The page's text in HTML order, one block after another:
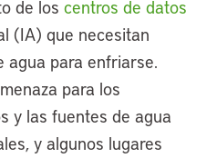
de los centros de datos
(IA) que necesitan
agua para enfriarse.
para los
y las fuentes de agua
y algunos lugares